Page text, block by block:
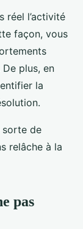
réel l’activité
façon, vous
plus, en
la
sorte de
relâche à la
pas